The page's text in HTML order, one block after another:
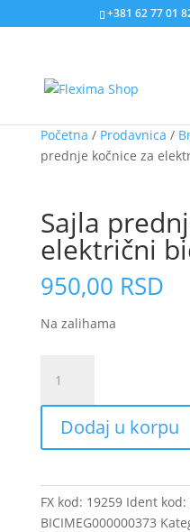
+381 62 77 01
Početna / Prodavnica /
prednje kočnice za
Sajla
električni
950,00 RSD
Na zalihama
prednje
kočnice
električni
CAMPER
količina
Dodaj u korpu
FX kod: 19259 Ident kod:
BICIMEG000000373